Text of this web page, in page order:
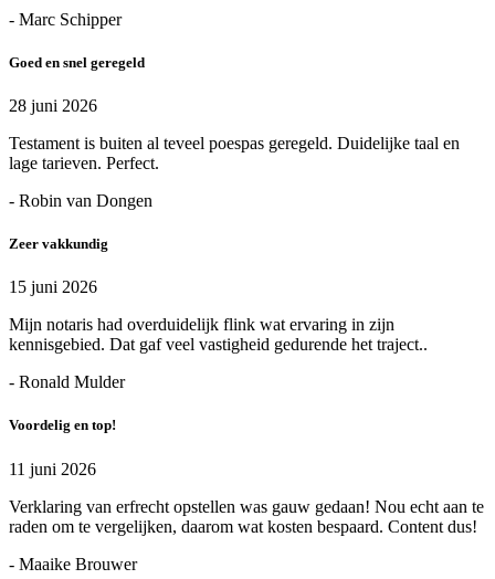
- Marc Schipper
Goed en snel geregeld
28 juni 2026
Testament is buiten al teveel poespas geregeld. Duidelijke taal en
lage tarieven. Perfect.
- Robin van Dongen
Zeer vakkundig
15 juni 2026
Mijn notaris had overduidelijk flink wat ervaring in zijn
kennisgebied. Dat gaf veel vastigheid gedurende het traject..
- Ronald Mulder
Voordelig en top!
11 juni 2026
Verklaring van erfrecht opstellen was gauw gedaan! Nou echt aan te
raden om te vergelijken, daarom wat kosten bespaard. Content dus!
- Maaike Brouwer